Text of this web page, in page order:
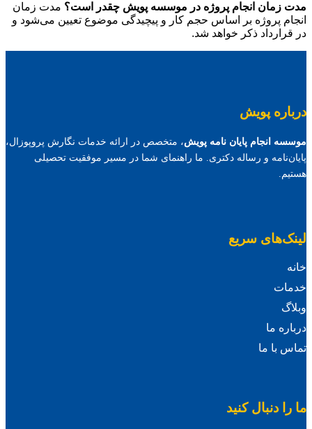
مدت زمان انجام پروژه در موسسه پویش چقدر است؟ مدت زمان
انجام پروژه بر اساس حجم کار و پیچیدگی موضوع تعیین می‌شود و
در قرارداد ذکر خواهد شد.
درباره پویش
موسسه انجام پایان نامه پویش، متخصص در ارائه خدمات نگارش پروپوزال،
پایان‌نامه و رساله دکتری. ما راهنمای شما در مسیر موفقیت تحصیلی
هستیم.
لینک‌های سریع
خانه
خدمات
وبلاگ
درباره ما
تماس با ما
ما را دنبال کنید